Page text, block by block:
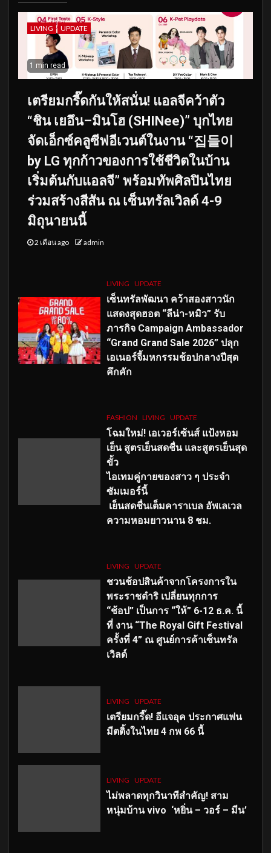
LIVING UPDATE
1 min read
เตรียมกรี๊ดกันให้สนั่น! แอลจีคว้าตัว
“ชิน เยอึน–มินโฮ (SHINee)” บุกไทย
จัดเอ็กซ์คลูซีฟอีเวนต์ในงาน “집들이
by LG ทุกก้าวของการใช้ชีวิตในบ้าน
เริ่มต้นกับแอลจี” พร้อมทัพศิลปินไทย
ร่วมสร้างสีสัน ณ เซ็นทรัลเวิลด์ 4-9
มิถุนายนนี้
2 เดือน ago admin
LIVING UPDATE
เซ็นทรัลพัฒนา คว้าสองสาวนัก
แสดงสุดฮอต “ลีน่า-หมิว” รับ
ภารกิจ Campaign Ambassador
“Grand Grand Sale 2026” ปลุก
เอเนอร์จี้มหกรรมช้อปกลางปีสุด
คึกคัก
FASHION LIVING UPDATE
โฉมใหม่! เอเวอร์เซ้นส์ แป้งหอม
เย็น สูตรเย็นสดชื่น และสูตรเย็นสุด
ขั้ว
ไอเทมคู่กายของสาว ๆ ประจำ
ซัมเมอร์นี้
เย็นสดชื่นเต็มคาราเบล อัพเลเวล
ความหอมยาวนาน 8 ชม.
LIVING UPDATE
ชวนช้อปสินค้าจากโครงการใน
พระราชดำริ เปลี่ยนทุกการ
“ช้อป” เป็นการ “ให้” 6-12 ธ.ค. นี้
ที่ งาน “The Royal Gift Festival
ครั้งที่ 4” ณ ศูนย์การค้าเซ็นทรัล
เวิลด์
LIVING UPDATE
เตรียมกรี๊ด! อีแจอุค ประกาศแฟน
มีตติ้งในไทย 4 กพ 66 นี้
LIVING UPDATE
ไม่พลาดทุกวินาทีสำคัญ! สาม
หนุ่มบ้าน vivo ‘หยิ่น – วอร์ – มีน’